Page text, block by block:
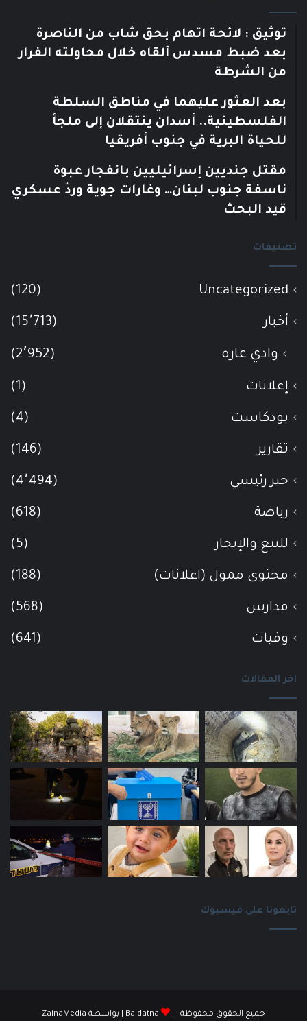
توثيق : لائحة اتهام بحق شاب من الناصرة
بعد ضبط مسدس ألقاه خلال محاولته الفرار
من الشرطة
بعد العثور عليهما في مناطق السلطة
الفلسطينية.. أسدان ينتقلان إلى ملجأ
للحياة البرية في جنوب أفريقيا
مقتل جنديين إسرائيليين بانفجار عبوة
ناسفة جنوب لبنان… وغارات جوية وردّ عسكري
قيد البحث
تصنيفات
Uncategorized
(120)
أخبار (15٬713)
وادي عاره (2٬952)
إعلانات (1)
بودكاست (4)
تقارير (146)
خبر رئيسي (4٬494)
رياضة (618)
للبيع والإيجار (5)
محتوى ممول (اعلانات) (188)
مدارس (568)
وفيات (641)
اخر المقالات
تابعونا على فيسبوك
جميع الحقوق محفوظة | Baldatna | بواسطة ZainaMedia